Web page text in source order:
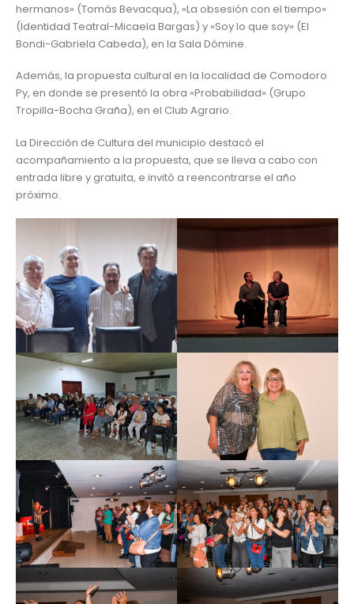
hermanos» (Tomás Bevacqua), «La obsesión con el tiempo»
(Identidad Teatral-Micaela Bargas) y «Soy lo que soy» (El
Bondi-Gabriela Cabeda), en la Sala Dómine.
Además, la propuesta cultural en la localidad de Comodoro
Py, en donde se presentó la obra «Probabilidad» (Grupo
Tropilla-Bocha Graña), en el Club Agrario.
La Dirección de Cultura del municipio destacó el
acompañamiento a la propuesta, que se lleva a cabo con
entrada libre y gratuita, e invitó a reencontrarse el año
próximo.